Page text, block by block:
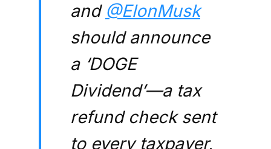
and @ElonMusk
should announce
a ‘DOGE
Dividend’—a tax
refund check sent
to every taxpayer,